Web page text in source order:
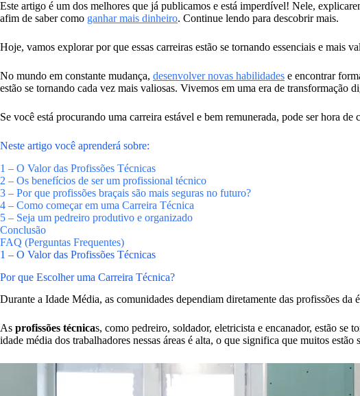
Este artigo é um dos melhores que já publicamos e está imperdível! Nele,
afim de saber como ganhar mais dinheiro. Continue lendo para descobrir mais.
Hoje, vamos explorar por que essas carreiras estão se tornando essenciais e mais
No mundo em constante mudança, desenvolver novas habilidades e encontrar
estão se tornando cada vez mais valiosas. Vivemos em uma era de
Se você está procurando uma carreira estável e bem remunerada, pode ser hora
Neste artigo você aprenderá sobre:
1 – O Valor das Profissões Técnicas
2 – Os benefícios de ser um profissional técnico
3 – Por que profissões braçais são mais seguras no futuro?
4 – Como começar em uma Carreira Técnica
5 – Seja um pedreiro produtivo e organizado
Conclusão
FAQ (Perguntas Frequentes)
1 – O Valor das Profissões Técnicas
Por que Escolher uma Carreira Técnica?
Durante a Idade Média, as comunidades dependiam diretamente das profissões
As profissões técnicas, como pedreiro, soldador, eletricista e encanador, estão se
idade média dos trabalhadores nessas áreas é alta, o que significa que muitos